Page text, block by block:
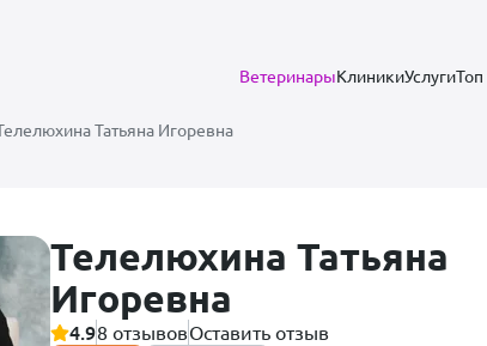
ВетеринарыКлиникиУслугиТоп
Татьяна Игоревна
Телелюхина Татьяна
Игоревна
4.98 отзывовОставить отзыв